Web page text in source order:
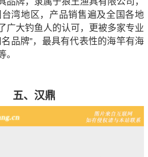
湾地区，产品销售遍及全国各地
广大钓鱼人的认可，更被多家专业
品牌”，最具有代表性的海竿有海
。
五、汉鼎